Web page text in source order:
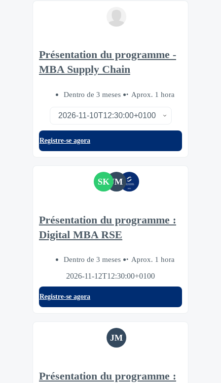
Présentation du programme -
MBA Supply Chain
Dentro de 3 meses Aprox. 1 hora
Registre-se agora
SK JM
Présentation du programme :
Digital MBA RSE
Dentro de 3 meses
Aprox. 1 hora
2026-11-12T12:30:00+0100
Registre-se agora
JM
Présentation du programme :